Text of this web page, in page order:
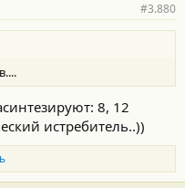
#3.880
8, 12
истребитель..))